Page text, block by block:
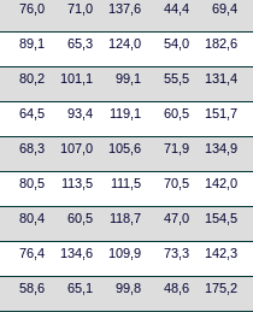
76,0 71,0 137,6 44,4 69,4
89,1 65,3 124,0 54,0 182,6
80,2 101,1 99,1 55,5 131,4
64,5 93,4 119,1 60,5 151,7
68,3 107,0 105,6 71,9 134,9
80,5 113,5 111,5 70,5 142,0
80,4 60,5 118,7 47,0 154,5
76,4 134,6 109,9 73,3 142,3
58,6 65,1 99,8 48,6 175,2